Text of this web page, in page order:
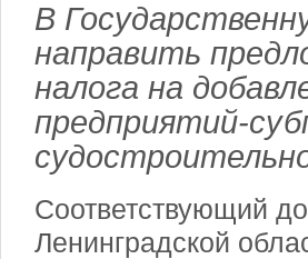
В
направить
налога на
предприятий-
Соответствующий
Ленинградской